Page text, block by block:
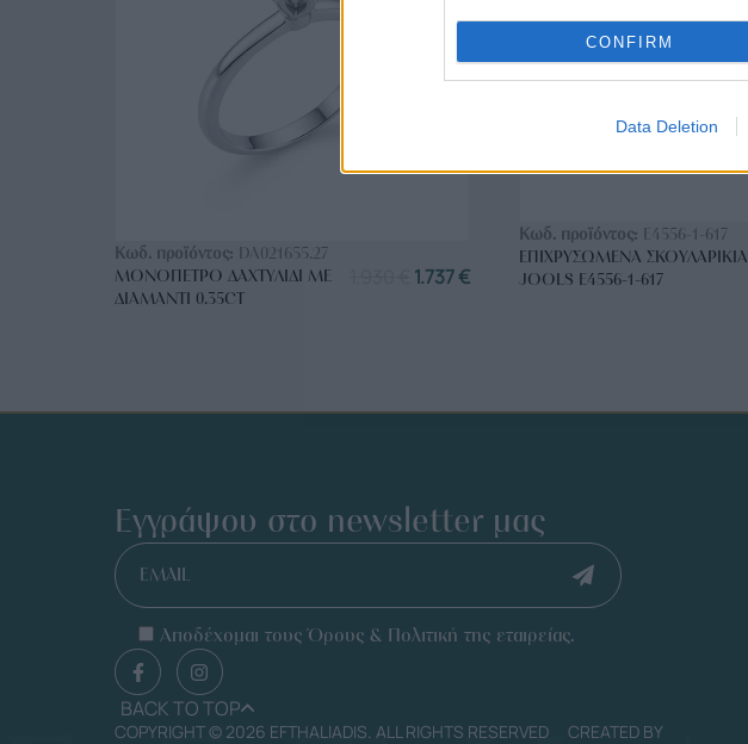
CONFIRM
Data Deletion
Κωδ. προϊόντος: DA021655.27
ΜΟΝΌΠΕΤΡΟ ΔΑΧΤΥΛΊΔΙ ΜΕ
ΔΙΑΜΆΝΤΙ 0.35CT
1.737€
Κωδ. προϊόντος: E4556-1-617
ΕΠΙΧΡΥΣΩΜΈΝΑ ΣΚΟΥΛΑΡΊΚΙΑ
JOOLS E4556-1-617
Εγγράψου στο newsletter μας
EMAIL
Αποδέχομαι τους Όρους & Πολιτική της εταιρείας.
BACK TO TOP
COPYRIGHT © 2026 EFTHALIADIS. ALL RIGHTS RESERVED CREATED BY